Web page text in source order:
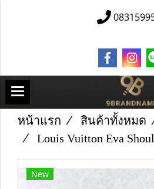
หน้าแรก สินค้าทั้งหมด
Louis Vuitton Eva
New